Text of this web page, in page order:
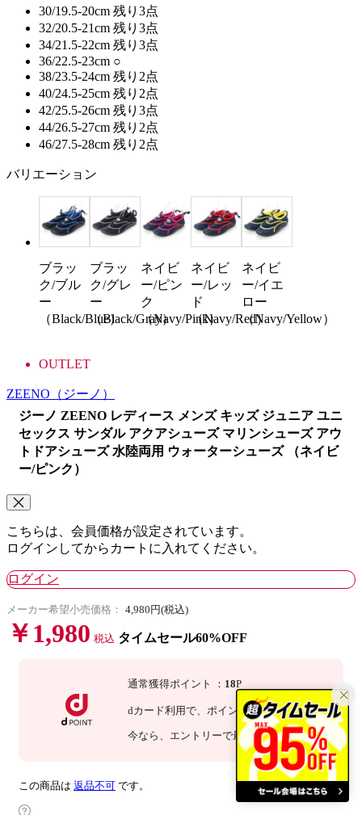
30/19.5-20cm 残り3点
32/20.5-21cm 残り3点
34/21.5-22cm 残り3点
36/22.5-23cm ○
38/23.5-24cm 残り2点
40/24.5-25cm 残り2点
42/25.5-26cm 残り3点
44/26.5-27cm 残り2点
46/27.5-28cm 残り2点
バリエーション
ブラッ
ク/ブル
ー
（Black/Blue）
ブラッ
ク/グレ
ー
（Black/Gray）
ネイビ
ー/ピン
ク
（Navy/Pink）
ネイビ
ー/レッ
ド
（Navy/Red）
ネイビ
ー/イエ
ロー
（Navy/Yellow）
OUTLET
ZEENO （ジーノ）
ジーノ ZEENO レディース メンズ キッズ ジュニア ユニ
セックス サンダル アクアシューズ マリンシューズ アウ
トドアシューズ 水陸両用 ウォーターシューズ （ネイビ
ー/ピンク）
こちらは、会員価格が設定されています。
ログインしてからカートに入れてください。
ログイン
メーカー希望小売価格： 4,980円(税込)
￥1,980 税込 タイムセール60%OFF
通常獲得ポイント ： 18P
dカード利用で、 ポイント3倍 ：54P
今なら 、エントリーで最大 倍！詳細
この商品は 返品不可 です。